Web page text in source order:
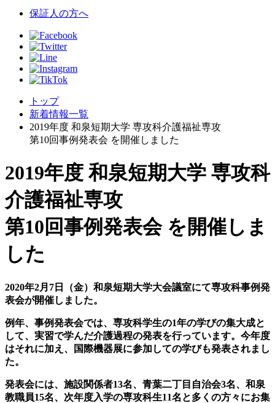
保証人の方へ
トップ
新着情報一覧
2019年度 和泉短期大学 専攻科介護福祉専攻
第10回事例発表会 を開催しました
2019年度 和泉短期大学 専攻科
介護福祉専攻
第10回事例発表会 を開催しま
した
2020年2月7日（金）和泉短期大学大会議室にて専攻科事例発
表会が開催しました。
例年、事例発表会では、専攻科学生の1年の学びの集大成と
して、実習で学んだ介護過程の発表を行っています。今年度
はそれに加え、国際機器展に参加しての学びも発表されまし
た。
発表会には、施設関係者13名、青葉二丁目自治会3名、和泉
教職員15名、次年度入学の専攻科生11名と多くの方々にお集